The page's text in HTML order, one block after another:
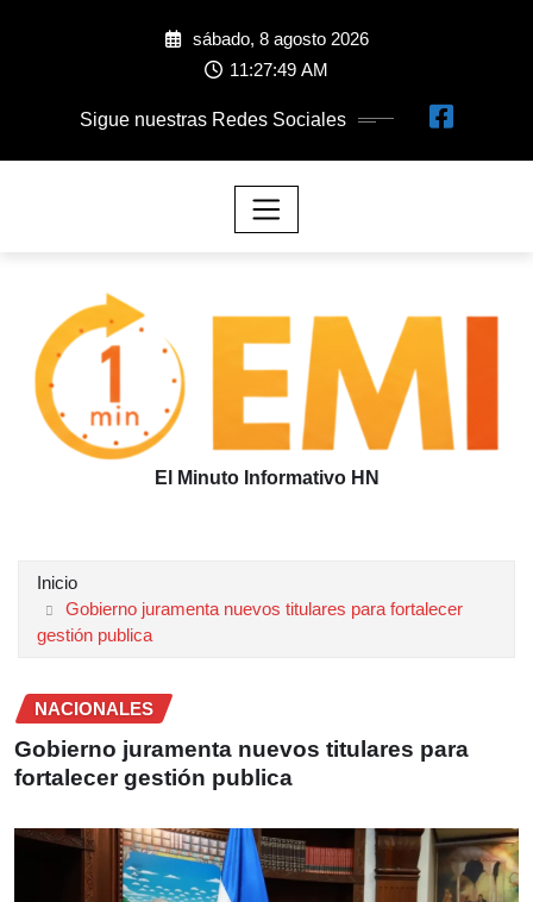
sábado, 8 agosto 2026
11:27:50 AM
Sigue nuestras Redes Sociales
El Minuto Informativo HN
Inicio
Gobierno juramenta nuevos titulares para fortalecer
gestión publica
NACIONALES
Gobierno juramenta nuevos titulares para
fortalecer gestión publica